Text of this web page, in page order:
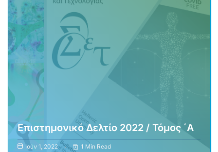
Επιστημονικό Δελτίο 2022 / Τόμος ΄Α
Ιούν 1, 2022 1 Min Read